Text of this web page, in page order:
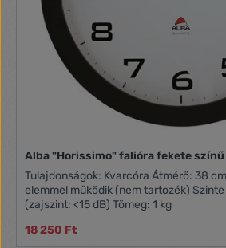
Alba "Horissimo" falióra fekete színű
Tulajdonságok: Kvarcóra Átmérő: 38 cm 1 db LR6/AA
elemmel működik (nem tartozék)
(zajszint: <15 dB) Tömeg: 1 kg
18 250 Ft